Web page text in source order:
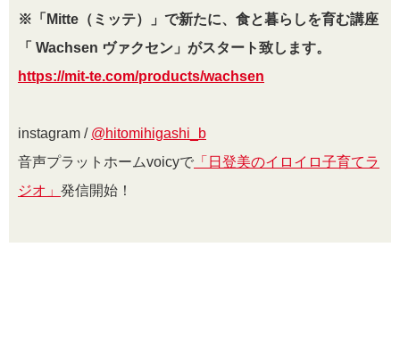
※「Mitte（ミッテ）」で新たに、食と暮らしを育む講座
「 Wachsen ヴァクセン」がスタート致します。
https://mit-te.com/products/wachsen
instagram / @hitomihigashi_b
音声プラットホームvoicyで 「日登美のイロイロ子育てラ
ジオ」 発信開始！